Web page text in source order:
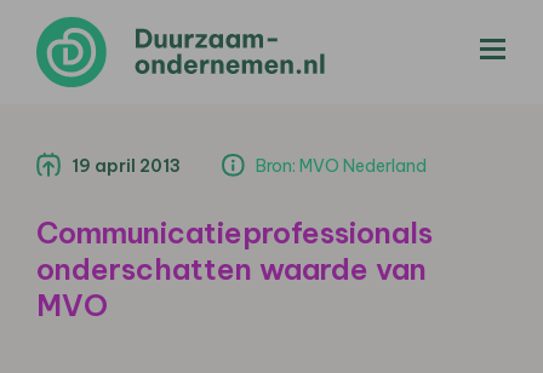
19 april 2013 Bron: MVO Nederland
Communicatieprofessionals
onderschatten waarde van
MVO